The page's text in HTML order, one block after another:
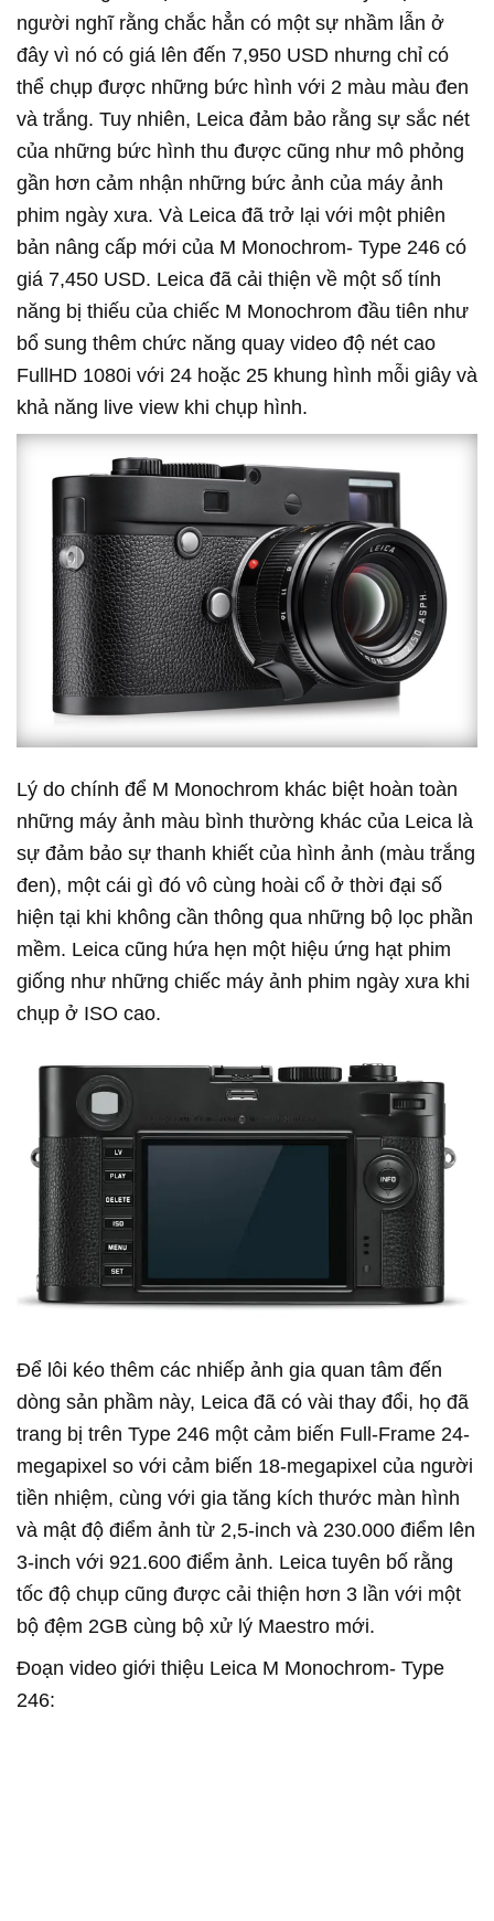
người nghĩ rằng chắc hẳn có một sự nhầm lẫn ở
đây vì nó có giá lên đến 7,950 USD nhưng chỉ có
thể chụp được những bức hình với 2 màu màu đen
và trắng. Tuy nhiên, Leica đảm bảo rằng sự sắc nét
của những bức hình thu được cũng như mô phỏng
gần hơn cảm nhận những bức ảnh của máy ảnh
phim ngày xưa. Và Leica đã trở lại với một phiên
bản nâng cấp mới của M Monochrom- Type 246 có
giá 7,450 USD. Leica đã cải thiện về một số tính
năng bị thiếu của chiếc M Monochrom đầu tiên như
bổ sung thêm chức năng quay video độ nét cao
FullHD 1080i với 24 hoặc 25 khung hình mỗi giây và
khả năng live view khi chụp hình.
Lý do chính để M Monochrom khác biệt hoàn toàn
những máy ảnh màu bình thường khác của Leica là
sự đảm bảo sự thanh khiết của hình ảnh (màu trắng
đen), một cái gì đó vô cùng hoài cổ ở thời đại số
hiện tại khi không cần thông qua những bộ lọc phần
mềm. Leica cũng hứa hẹn một hiệu ứng hạt phim
giống như những chiếc máy ảnh phim ngày xưa khi
chụp ở ISO cao.
Để lôi kéo thêm các nhiếp ảnh gia quan tâm đến
dòng sản phầm này, Leica đã có vài thay đổi, họ đã
trang bị trên Type 246 một cảm biến Full-Frame 24-
megapixel so với cảm biến 18-megapixel của người
tiền nhiệm, cùng với gia tăng kích thước màn hình
và mật độ điểm ảnh từ 2,5-inch và 230.000 điểm lên
3-inch với 921.600 điểm ảnh. Leica tuyên bố rằng
tốc độ chụp cũng được cải thiện hơn 3 lần với một
bộ đệm 2GB cùng bộ xử lý Maestro mới.
Đoạn video giới thiệu Leica M Monochrom- Type
246: